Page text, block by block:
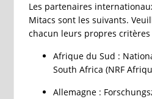
Les partenaires
Mitacs sont les suivants.
chacun leurs propres critères
Afrique du Sud :
South Africa (NRF
Allemagne :